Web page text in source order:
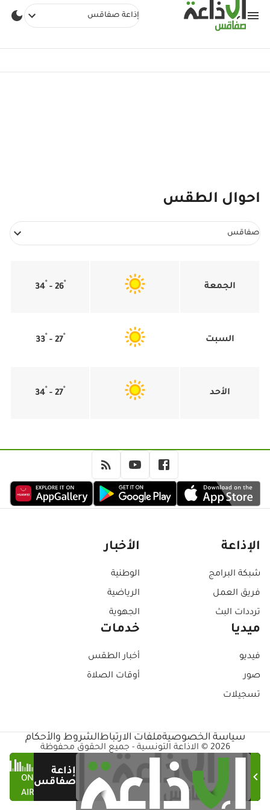
إذاعة صفاقس
احوال الطقس
صفاقس
الجمعة 26°
-
34°
السبت 27°
-
33°
الأحد 27°
-
34°
الإذاعة
شبكة البرامج
فريق العمل
ترددات البث
الأخبار
الوطنية
الرياضية
الجهوية
ميديا
فيديو
صور
تسجيلات
خدمات
أخبار الطقس
أوقات الصلاة
2026 © الاذاعة التونسية - جميع الحقوق محفوظة
سياسة الخصوصيةملفات الارتباطالشروط والأحكام
إذاعة
صفاقسON
AIR